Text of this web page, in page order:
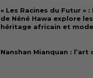
« Les Racines du Futur »
de Néné Hawa explore
héritage africain et
Nanshan Mianquan :